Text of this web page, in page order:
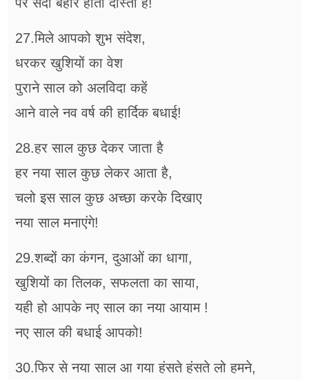
पर सदा बहार होती दोस्ती है!
27.मिले आपको शुभ संदेश,
धरकर खुशियों का वेश
पुराने साल को अलविदा कहें
आने वाले नव वर्ष की हार्दिक बधाई!
28.हर साल कुछ देकर जाता है
हर नया साल कुछ लेकर आता है,
चलो इस साल कुछ अच्छा करके दिखाए
नया साल मनाएंगे!
29.शब्दों का कंगन, दुआओं का धागा,
खुशियों का तिलक, सफलता का साया,
यही हो आपके नए साल का नया आयाम !
नए साल की बधाई आपको!
30.फिर से नया साल आ गया हंसते हंसते लो हमने,